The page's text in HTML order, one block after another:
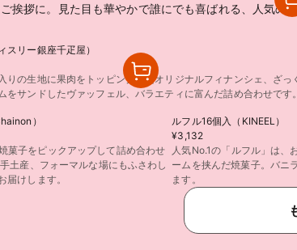
挨拶に。見た目も華やかで誰にでも喜ばれる、人気の
リー銀座千疋屋）
りの生地に果肉をトッピングしたオリジナルフィナンシェ、ざっ
をサンドしたヴァッフェル、バラエティに富んだ詰め合わせです。
）
菓子をピックアップして詰め合わせ
土産、フォーマルな場にもふさわし
届けします。
ルフル16個入（KINEEL）
¥3,132
人気No.1の「ルフル」は、
ームを挟んだ焼菓子。バニ
ます。